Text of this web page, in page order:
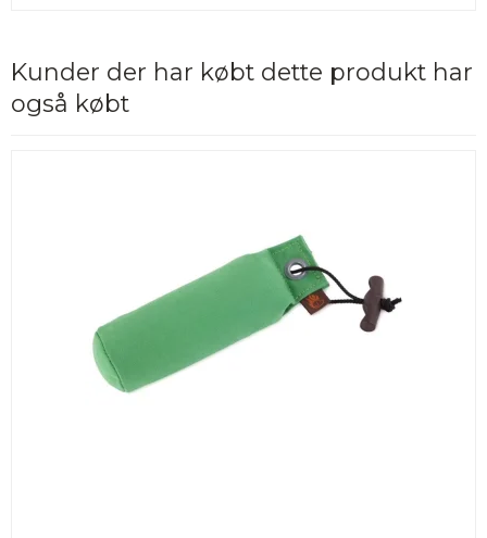
Kunder der har købt dette produkt har
også købt